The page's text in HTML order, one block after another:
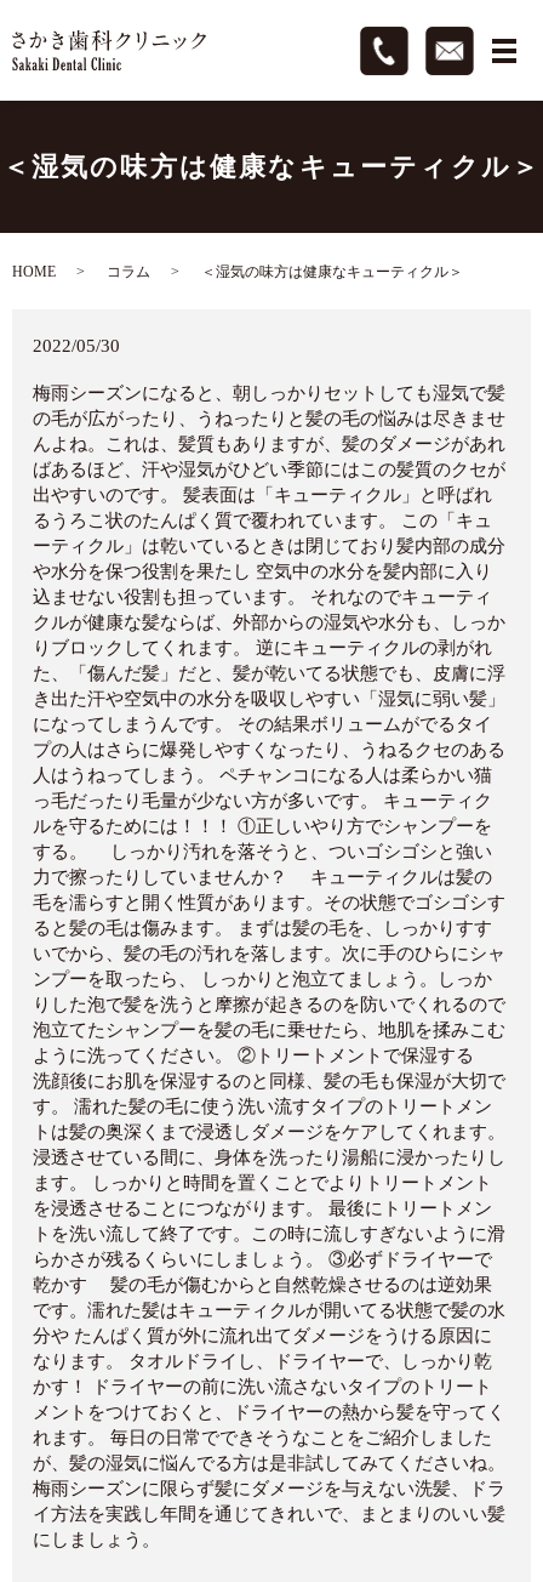
＜湿気の味方は健康なキューティクル＞
HOME コラム ＜湿気の味方は健康なキューティクル＞
2022/05/30
梅雨シーズンになると、朝しっかりセットしても湿気で髪
の毛が広がったり、うねったりと髪の毛の悩みは尽きませ
んよね。これは、髪質もありますが、髪のダメージがあれ
ばあるほど、汗や湿気がひどい季節にはこの髪質のクセが
出やすいのです。 髪表面は「キューティクル」と呼ばれ
るうろこ状のたんぱく質で覆われています。 この「キュ
ーティクル」は乾いているときは閉じており髪内部の成分
や水分を保つ役割を果たし 空気中の水分を髪内部に入り
込ませない役割も担っています。 それなのでキューティ
クルが健康な髪ならば、外部からの湿気や水分も、しっか
りブロックしてくれます。 逆にキューティクルの剥がれ
た、「傷んだ髪」だと、髪が乾いてる状態でも、皮膚に浮
き出た汗や空気中の水分を吸収しやすい「湿気に弱い髪」
になってしまうんです。 その結果ボリュームがでるタイ
プの人はさらに爆発しやすくなったり、うねるクセのある
人はうねってしまう。 ペチャンコになる人は柔らかい猫
っ毛だったり毛量が少ない方が多いです。 キューティク
ルを守るためには！！！ ①正しいやり方でシャンプーを
する。 しっかり汚れを落そうと、ついゴシゴシと強い
力で擦ったりしていませんか？ キューティクルは髪の
毛を濡らすと開く性質があります。その状態でゴシゴシす
ると髪の毛は傷みます。 まずは髪の毛を、しっかりすす
いでから、髪の毛の汚れを落します。次に手のひらにシャ
ンプーを取ったら、 しっかりと泡立てましょう。しっか
りした泡で髪を洗うと摩擦が起きるのを防いでくれるので
泡立てたシャンプーを髪の毛に乗せたら、地肌を揉みこむ
ように洗ってください。 ②トリートメントで保湿する
洗顔後にお肌を保湿するのと同様、髪の毛も保湿が大切で
す。 濡れた髪の毛に使う洗い流すタイプのトリートメン
トは髪の奥深くまで浸透しダメージをケアしてくれます。
浸透させている間に、身体を洗ったり湯船に浸かったりし
ます。 しっかりと時間を置くことでよりトリートメント
を浸透させることにつながります。 最後にトリートメン
トを洗い流して終了です。この時に流しすぎないように滑
らかさが残るくらいにしましょう。 ③必ずドライヤーで
乾かす 髪の毛が傷むからと自然乾燥させるのは逆効果
です。濡れた髪はキューティクルが開いてる状態で髪の水
分や たんぱく質が外に流れ出てダメージをうける原因に
なります。 タオルドライし、ドライヤーで、しっかり乾
かす！ ドライヤーの前に洗い流さないタイプのトリート
メントをつけておくと、ドライヤーの熱から髪を守ってく
れます。 毎日の日常でできそうなことをご紹介しました
が、髪の湿気に悩んでる方は是非試してみてくださいね。
梅雨シーズンに限らず髪にダメージを与えない洗髪、ドラ
イ方法を実践し年間を通じてきれいで、まとまりのいい髪
にしましょう。